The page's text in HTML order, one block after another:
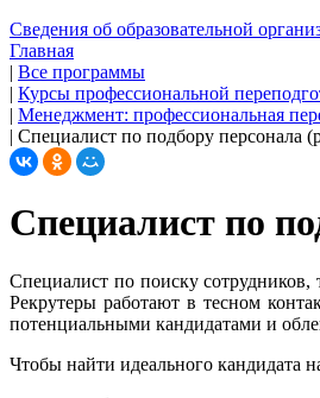
Сведения об образовательной
Главная
| Все программы
| Курсы профессиональной
| Менеджмент: профессиональная
| Специалист по подбору персонала
Специалист по
Специалист по поиску
Рекрутеры работают в тесном
потенциальными кандидатами и
Чтобы найти идеального кандидата